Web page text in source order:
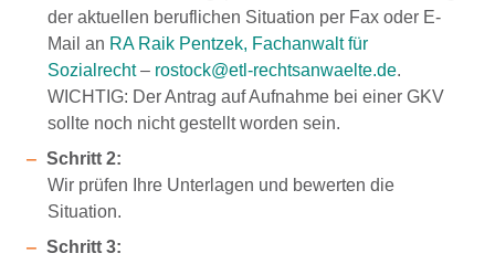
der aktuellen beruflichen Situation per Fax oder E-
Mail an RA Raik Pentzek, Fachanwalt für
Sozialrecht– rostock@etl-rechtsanwaelte.de.
WICHTIG: Der Antrag auf Aufnahme bei einer GKV
sollte noch nicht gestellt worden sein.
Schritt 2:
Wir prüfen Ihre Unterlagen und bewerten die
Situation.
Schritt 3: